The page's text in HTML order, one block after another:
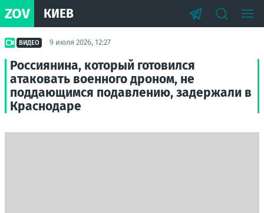
ZOV КИЕВ
ВИДЕО 9 июля 2026, 12:27
Россиянина, который готовился
атаковать военного дроном, не
поддающимся подавлению, задержали в
Краснодаре